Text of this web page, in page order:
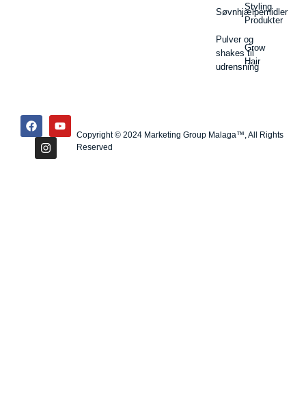
Søvnhjælpemidler
Pulver og
shakes til
udrensning
Styling
Produkter
Grow
Hair
Copyright © 2024 Marketing Group Malaga™, All Rights
Reserved